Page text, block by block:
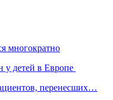
многократно
у детей в Европе
перенесших…